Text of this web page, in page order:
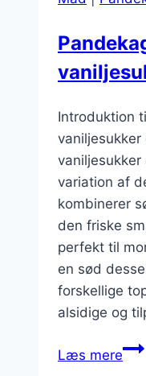
Introduktion
variation af
kombinerer
den friske
perfekt til
en sød
forskellige
alsidige og
Læs mere